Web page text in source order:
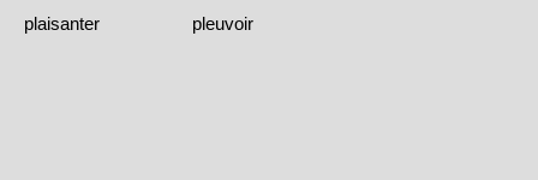
plaisanter
pleuvoir